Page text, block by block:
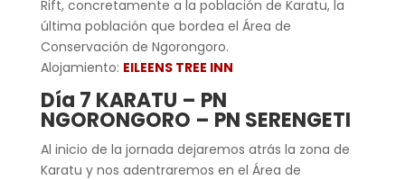
Rift, concretamente a la población de Karatu, la
última población que bordea el Área de
Conservación de Ngorongoro.
Alojamiento: EILEENS TREE INN
Día 7 KARATU – PN
NGORONGORO – PN SERENGETI
Al inicio de la jornada dejaremos atrás la zona de
Karatu y nos adentraremos en el Área de